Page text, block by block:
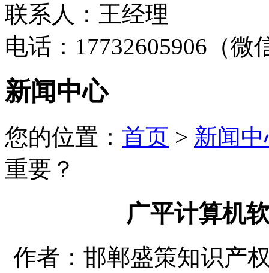
联系人：王经理
电话：17732605906（微
新闻中心
您的位置： 首页 > 新闻
重要？
广平计算机
作者：邯郸盛策知识产